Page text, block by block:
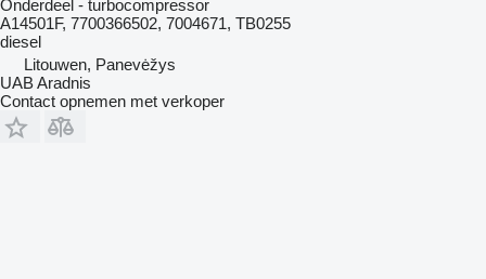
Onderdeel - turbocompressor
A14501F, 7700366502, 7004671, TB0255
diesel
Litouwen, Panevėžys
UAB Aradnis
Contact opnemen met verkoper